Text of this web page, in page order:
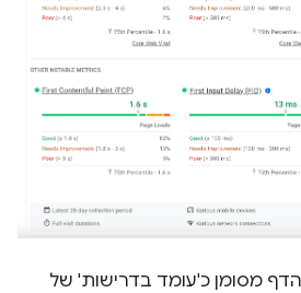
מסומן כ'עומד בדרישות' של